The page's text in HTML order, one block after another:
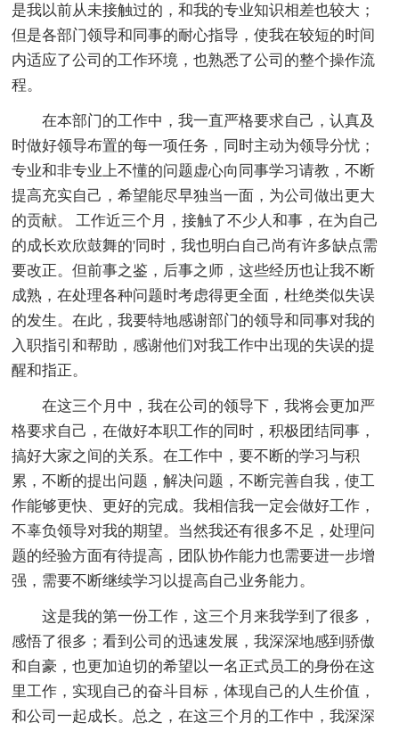
是我以前从未接触过的，和我的专业知识相差也较大；
但是各部门领导和同事的耐心指导，使我在较短的时间
内适应了公司的工作环境，也熟悉了公司的整个操作流
程。
在本部门的工作中，我一直严格要求自己，认真及
时做好领导布置的每一项任务，同时主动为领导分忧；
专业和非专业上不懂的问题虚心向同事学习请教，不断
提高充实自己，希望能尽早独当一面，为公司做出更大
的贡献。 工作近三个月，接触了不少人和事，在为自己
的成长欢欣鼓舞的'同时，我也明白自己尚有许多缺点需
要改正。但前事之鉴，后事之师，这些经历也让我不断
成熟，在处理各种问题时考虑得更全面，杜绝类似失误
的发生。在此，我要特地感谢部门的领导和同事对我的
入职指引和帮助，感谢他们对我工作中出现的失误的提
醒和指正。
在这三个月中，我在公司的领导下，我将会更加严
格要求自己，在做好本职工作的同时，积极团结同事，
搞好大家之间的关系。在工作中，要不断的学习与积
累，不断的提出问题，解决问题，不断完善自我，使工
作能够更快、更好的完成。我相信我一定会做好工作，
不辜负领导对我的期望。当然我还有很多不足，处理问
题的经验方面有待提高，团队协作能力也需要进一步增
强，需要不断继续学习以提高自己业务能力。
这是我的第一份工作，这三个月来我学到了很多，
感悟了很多；看到公司的迅速发展，我深深地感到骄傲
和自豪，也更加迫切的希望以一名正式员工的身份在这
里工作，实现自己的奋斗目标，体现自己的人生价值，
和公司一起成长。总之，在这三个月的工作中，我深深